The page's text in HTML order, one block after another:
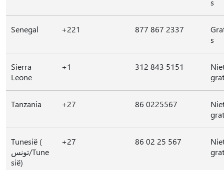
s
Senegal +221 877 867 2337
s
Sierra
Leone
+1 312 843 5151
Tanzania +27 86 0225567
Tunesië (
تونس/Tune
sië)
+27 86 02 25 567